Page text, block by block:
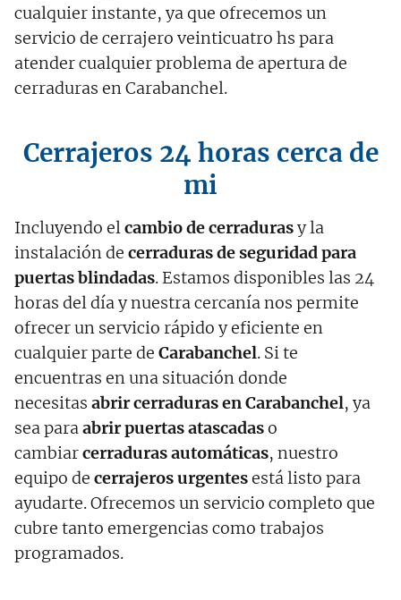
cualquier instante, ya que ofrecemos un
servicio de cerrajero veinticuatro hs para
atender cualquier problema de apertura de
cerraduras en Carabanchel.
Cerrajeros 24 horas cerca de
mi
Incluyendo elcambio de cerradurasy la
instalación de cerraduras de seguridad para
puertas blindadas. Estamos disponibles las 24
horas del día y nuestra cercanía nos permite
ofrecer un servicio rápido y eficiente en
cualquier parte de Carabanchel. Si te
encuentras en una situación donde
necesitas abrir cerraduras en Carabanchel, ya
sea paraabrir puertas atascadaso
cambiarcerraduras automáticas, nuestro
equipo de cerrajeros urgentesestá listo para
ayudarte. Ofrecemos un servicio completo que
cubre tanto emergencias como trabajos
programados.